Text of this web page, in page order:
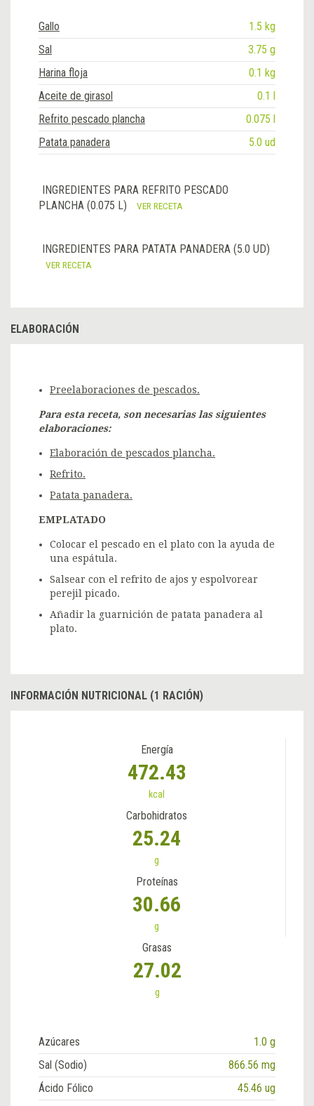
Gallo
1.5 kg
Sal
3.75 g
Harina floja
0.1 kg
Aceite de girasol
0.1 l
Refrito pescado plancha
0.075 l
Patata panadera
5.0 ud
INGREDIENTES PARA REFRITO PESCADO
PLANCHA (0.075 L)
VER RECETA
INGREDIENTES PARA PATATA PANADERA (5.0 UD)
VER RECETA
ELABORACIÓN
Preelaboraciones de pescados.
Para esta receta, son necesarias las siguientes
elaboraciones:
Elaboración de pescados plancha.
Refrito.
Patata panadera.
EMPLATADO
Colocar el pescado en el plato con la ayuda de
una espátula.
Salsear con el refrito de ajos y espolvorear
perejil picado.
Añadir la guarnición de patata panadera al
plato.
INFORMACIÓN NUTRICIONAL (1 RACIÓN)
Energía
472.43
kcal
Carbohidratos
25.24
g
Proteínas
30.66
g
Grasas
27.02
g
Azúcares
1.0 g
Sal (Sodio)
866.56 mg
Ácido Fólico
45.46 ug